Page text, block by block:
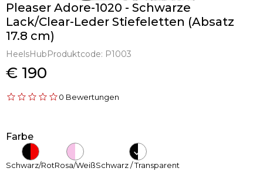
Pleaser Adore-1020 - Schwarze
Lack/Clear-Leder Stiefeletten (Absatz
17.8 cm)
HeelsHubProduktcode: P1003
€ 190
0 Bewertungen
Farbe
Schwarz/RotRosa/WeißSchwarz / Transparent